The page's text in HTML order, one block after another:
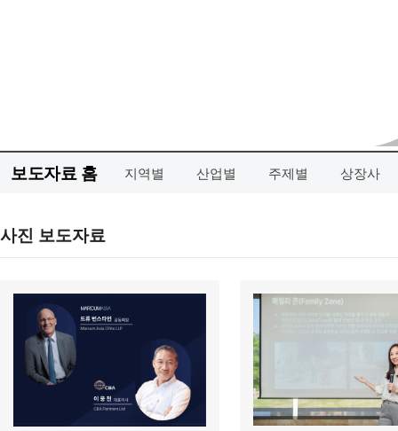
보도자료 홈 지역별 산업별 주제별 상장사
사진 보도자료